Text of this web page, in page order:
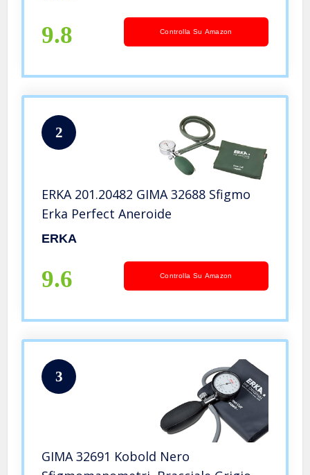
9.8 Controlla Su Amazon
2
ERKA 201.20482 GIMA 32688 Sfigmo
Erka Perfect Aneroide
ERKA
9.6 Controlla Su Amazon
3
GIMA 32691 Kobold Nero